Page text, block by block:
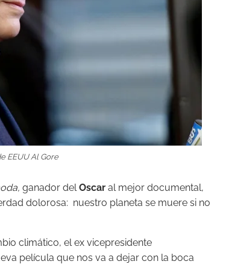
EEUU Al Gore
ganador delOscar al mejor documental,
dolorosa: nuestro planeta se muere si no
climático, el ex vicepresidente
película que nos va a dejar con la boca